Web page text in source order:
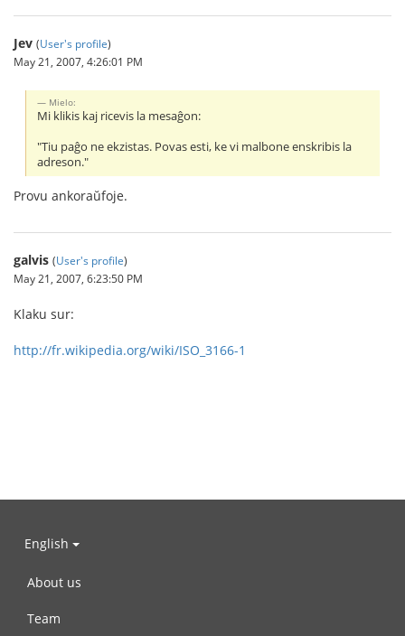
Jev (User's profile)
May 21, 2007, 4:26:01 PM
Mielo:
Mi klikis kaj ricevis la mesaĝon:
"Tiu paĝo ne ekzistas. Povas esti, ke vi malbone enskribis la
adreson."
Provu ankoraŭfoje.
galvis (User's profile)
May 21, 2007, 6:23:50 PM
Klaku sur:
http://fr.wikipedia.org/wiki/ISO_3166-1
English
About us
Team